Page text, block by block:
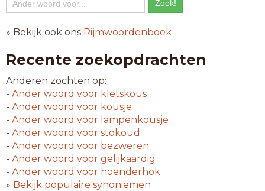
» Bekijk ook ons Rijmwoordenboek
Recente zoekopdrachten
Anderen zochten op:
- Ander woord voor kletskous
- Ander woord voor kousje
- Ander woord voor lampenkousje
- Ander woord voor stokoud
- Ander woord voor bezweren
- Ander woord voor gelijkaardig
- Ander woord voor hoenderhok
» Bekijk populaire synoniemen